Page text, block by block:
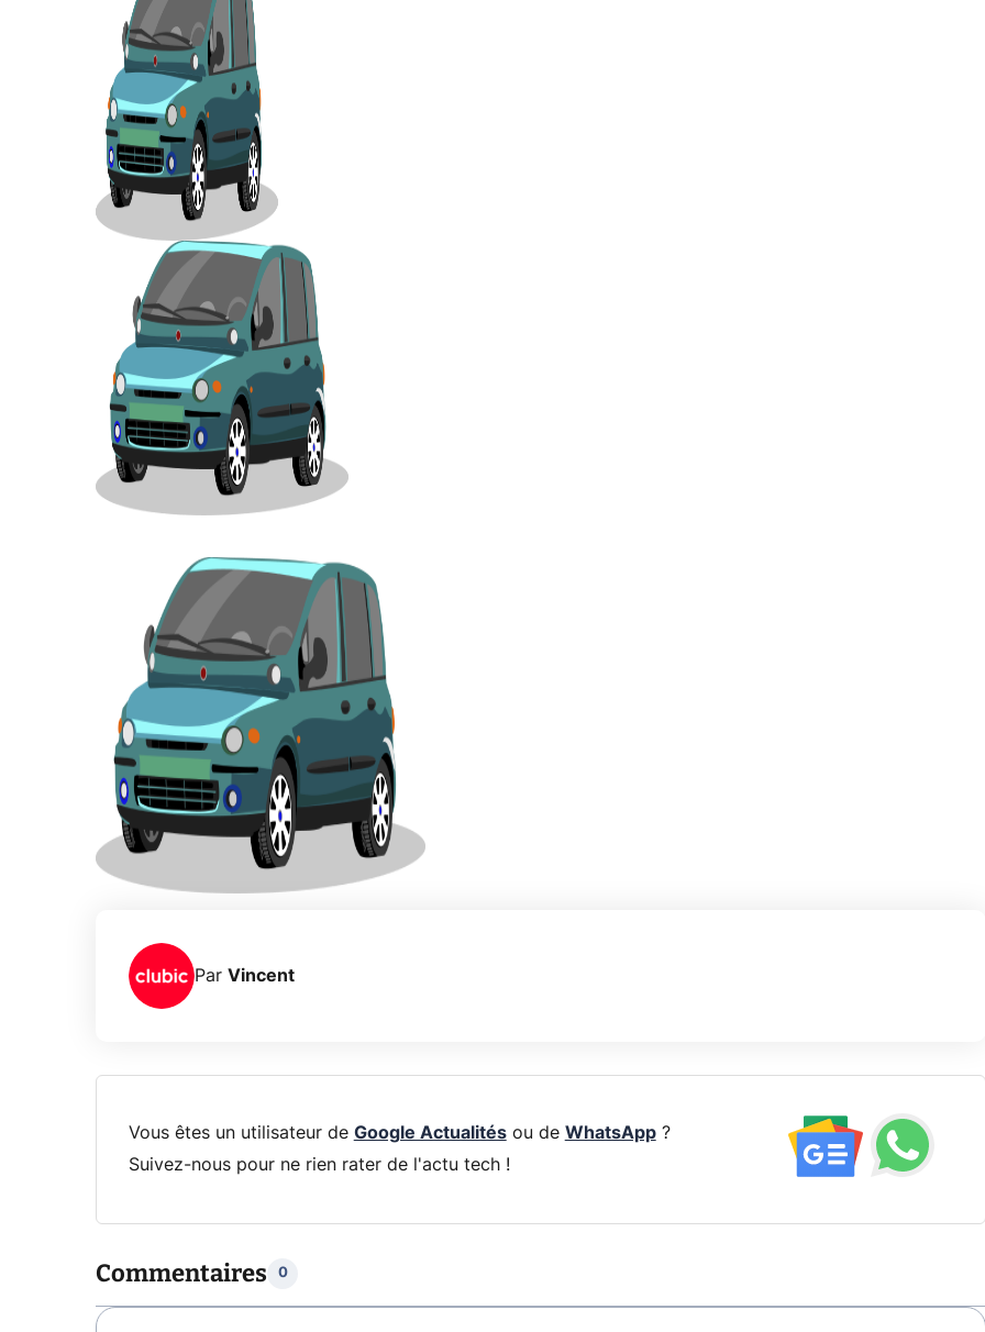
Par Vincent
Vous êtes un utilisateur de Google Actualitésou de WhatsApp?
Suivez-nous pour ne rien rater de l'actu tech !
Commentaires 0